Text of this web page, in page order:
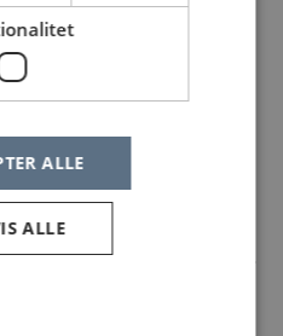
. eller UAO
3862 1854; e-mail:
læger mellem
på 37 timer med
gældende overenskomst.
3. august 2026
ALLE
ALLE